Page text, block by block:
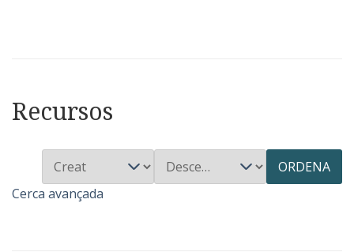
Recursos
ORDENA
Cerca avançada